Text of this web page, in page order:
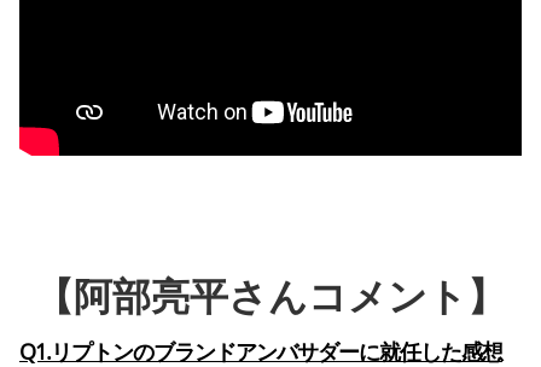
【阿部亮平さんコメント】
Q1.リプトンのブランドアンバサダーに就任した感想